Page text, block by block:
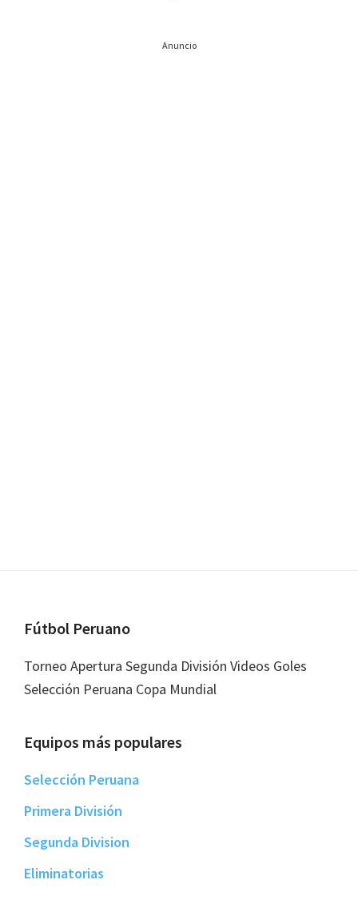
Anuncio
Footer
Fútbol Peruano
Torneo Apertura Segunda División Videos Goles
Selección Peruana Copa Mundial
Equipos más populares
Selección Peruana
Primera División
Segunda Division
Eliminatorias